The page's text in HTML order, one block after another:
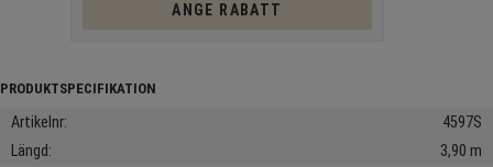
ANGE RABATT
Artikelnr
4597S
Längd
3,90 m